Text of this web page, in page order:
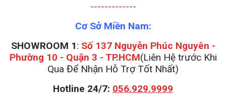
-------------
Cơ Sở Miền Nam:
SHOWROOM 1: Số 137 Nguyễn Phúc Nguyên -
Phường 10 - Quận 3 - TP.HCM(Liên Hệ trước Khi
Qua Để Nhận Hỗ Trợ Tốt Nhất)
Hotline 24/7: 056.929.9999